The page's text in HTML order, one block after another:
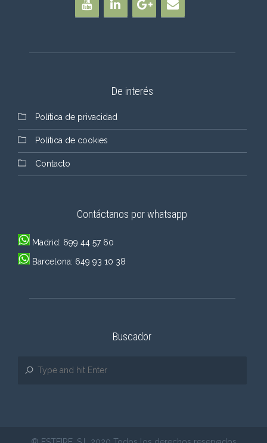
De interés
Política de privacidad
Política de cookies
Contacto
Contáctanos por whatsapp
Madrid: 699 44 57 60
Barcelona: 649 93 10 38
Buscador